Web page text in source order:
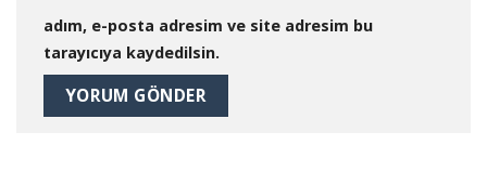
adım, e-posta adresim ve site adresim bu
tarayıcıya kaydedilsin.